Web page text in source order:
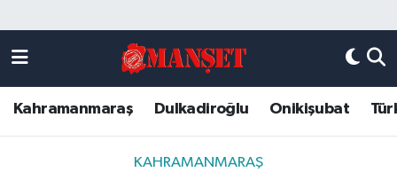
Kahramanmaraş Dulkadiroğlu Onikişubat
KAHRAMANMARAŞ
DULKADİROĞLU
KAHRAMANMARAŞ
Kahramanmaraş Nöbetçi Eczaneler
Kahramanmaraş Hava Durumu
Kahramanmaraş Trafik Yoğunluk Haritası